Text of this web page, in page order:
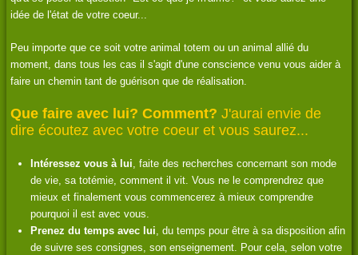
idée de l'état de votre coeur...
Peu importe que ce soit votre animal totem ou un animal allié du
moment, dans tous les cas il s'agit d'une conscience venu vous aider à
faire un chemin tant de guérison que de réalisation.
Que faire avec lui? Comment? J'aurai envie de
dire écoutez avec votre coeur et vous saurez...
Intéressez vous à lui, faite des recherches concernant son mode
de vie, sa totémie, comment il vit. Vous ne le comprendrez que
mieux et finalement vous commencerez à mieux comprendre
pourquoi il est avec vous.
Prenez du temps avec lui, du temps pour être à sa disposition afin
de suivre ses consignes, son enseignement. Pour cela, selon votre